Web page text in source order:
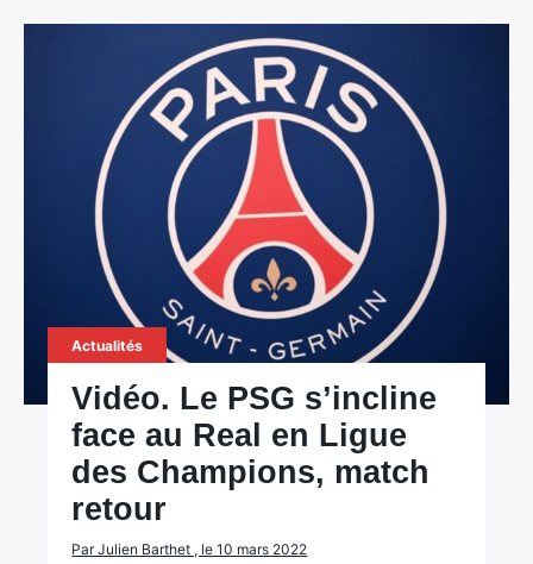
Actualités
Vidéo. Le PSG s’incline
face au Real en Ligue
des Champions, match
retour
Par Julien Barthet , le 10 mars 2022